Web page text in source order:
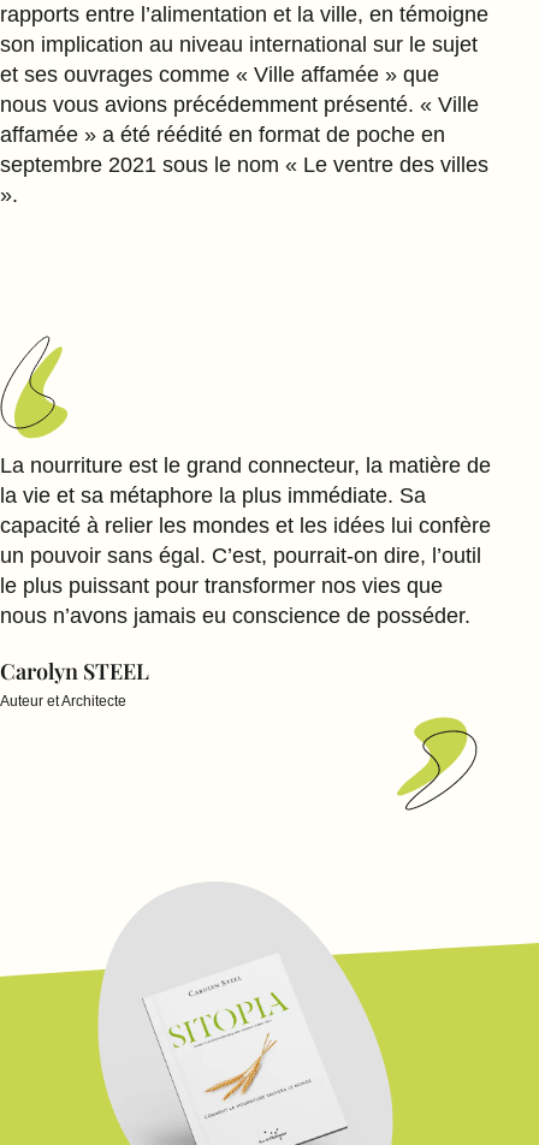
rapports entre l’alimentation et la ville, en témoigne
son implication au niveau international sur le sujet
et ses ouvrages comme « Ville affamée » que
nous vous avions précédemment présenté. « Ville
affamée » a été réédité en format de poche en
septembre 2021 sous le nom « Le ventre des villes
».
La nourriture est le grand connecteur, la matière de
la vie et sa métaphore la plus immédiate. Sa
capacité à relier les mondes et les idées lui confère
un pouvoir sans égal. C’est, pourrait-on dire, l’outil
le plus puissant pour transformer nos vies que
nous n’avons jamais eu conscience de posséder.
Carolyn STEEL
Auteur et Architecte